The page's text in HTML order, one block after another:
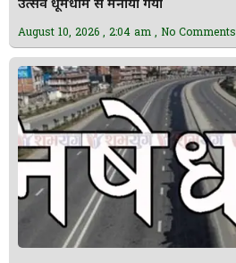
उत्सव धूमधाम से मनाया गया
August 10, 2026 2:04 am No Comments